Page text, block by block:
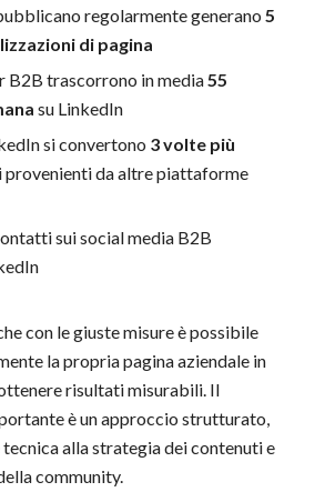
regolarmente generano 5
di pagina
B2B trascorrono in media55
su LinkedIn
si convertono 3 volte più
provenienti da altre piattaforme
sui social media B2B
con le giuste misure è possibile
la propria pagina aziendale in
risultati misurabili. Il
è un approccio strutturato,
alla strategia dei contenuti e
community.